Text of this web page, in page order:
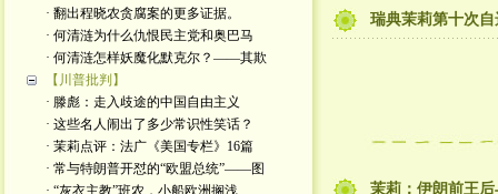
· 翻出程晓农贪腐案的更多证据。
· 何清涟为什么仇恨民主党和奥巴马
· 何清涟怎样妖魔化默克尔？——其欺
【川普批判】
· 滕彪：走入歧途的中国自由主义
· 这些名人闹出了多少常识性笑话？
· 茉莉点评：法广《美国专栏》16篇
· 常与特朗普开怼的“欧盟总统”——图
· “灰衣主教”班农，小船欧洲搁浅
瑞典茉莉第十次自
茉莉：伊朗前王